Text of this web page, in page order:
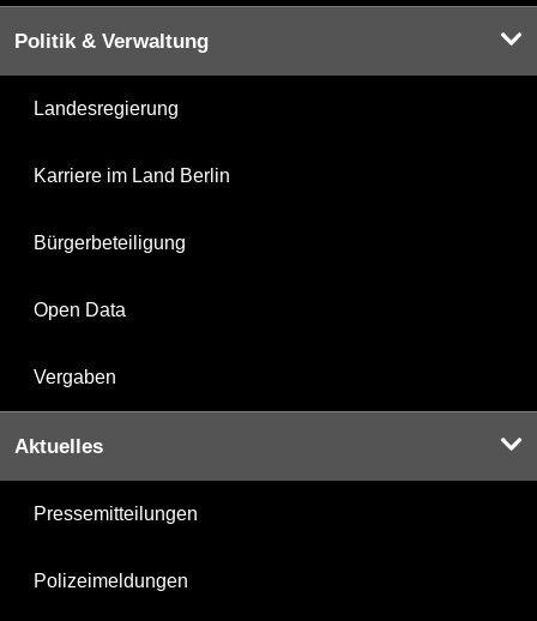
Politik & Verwaltung
Landesregierung
Karriere im Land Berlin
Bürgerbeteiligung
Open Data
Vergaben
Aktuelles
Pressemitteilungen
Polizeimeldungen